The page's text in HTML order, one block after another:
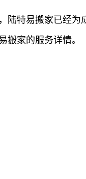
特易搬家已经
搬家的服务详情。